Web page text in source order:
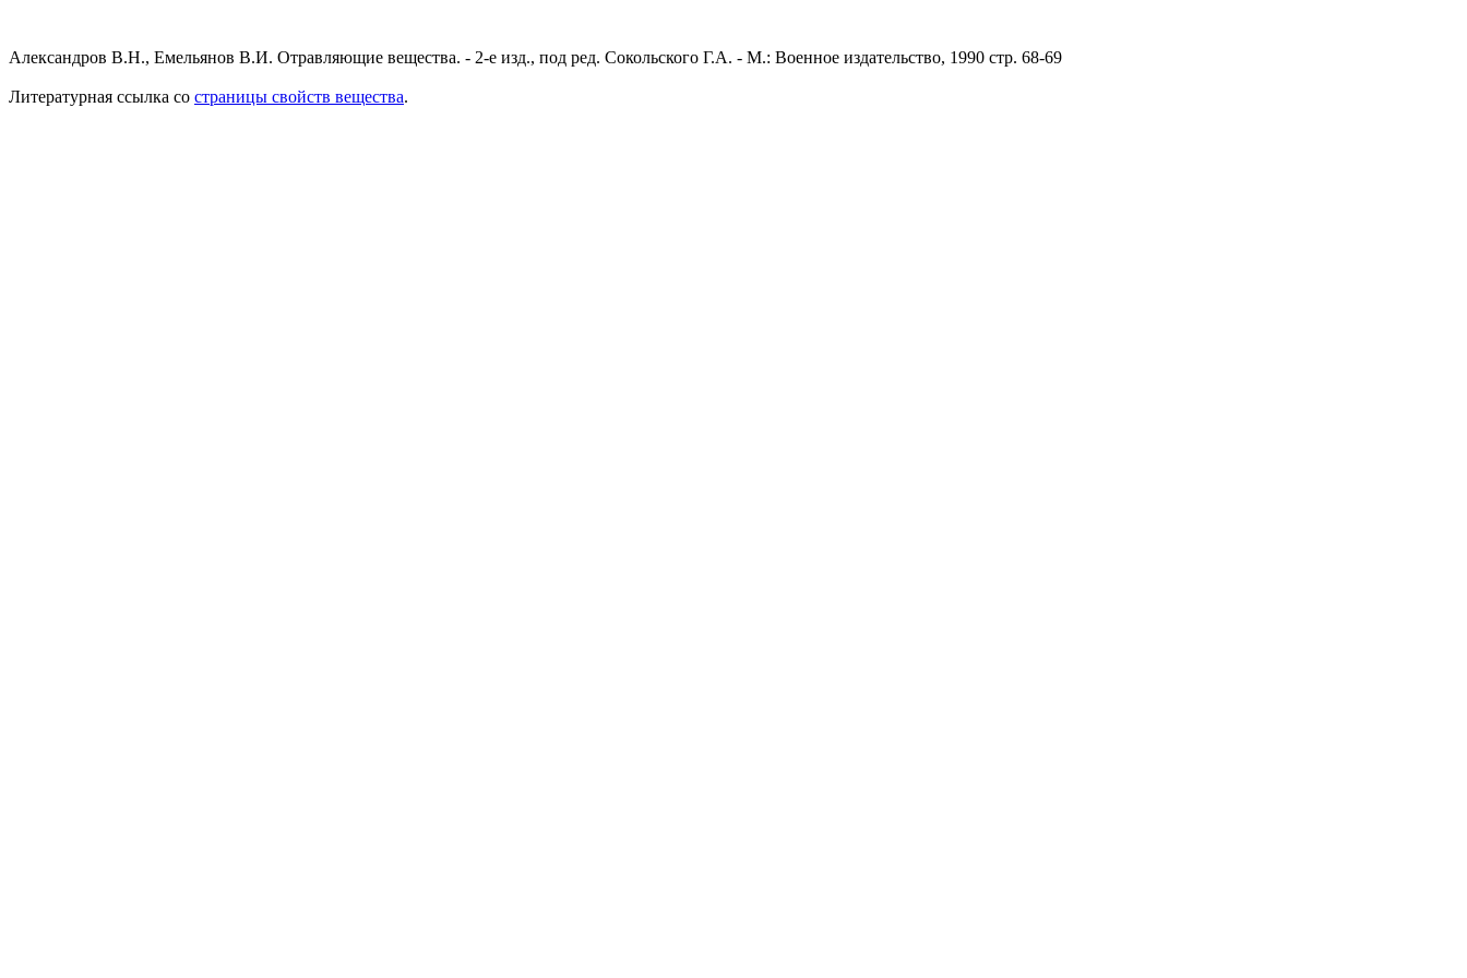
Александров В.Н., Емельянов В.И. Отравляющие вещества. - 2-е изд., под ред. Сокольского Г.А. - М.: Военное издательство, 1990 стр. 68-69
Литературная ссылка со страницы свойств вещества.